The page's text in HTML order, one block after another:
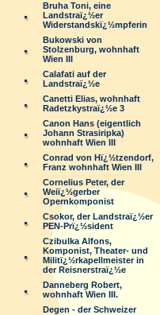
Bruha Toni, eine
Landstraï¿½er
Widerstandskï¿½mpferin
Bukowski von
Stolzenburg, wohnhaft
Wien III
Calafati auf der
Landstraï¿½e
Canetti Elias, wohnhaft
Radetzkystraï¿½e 3
Canon Hans (eigentlich
Johann Strasiripka)
wohnhaft Wien III
Conrad von Hï¿½tzendorf,
Franz wohnhaft Wien III
Cornelius Peter, der
Weiï¿½gerber
Opernkomponist
Csokor, der Landstraï¿½er
PEN-Prï¿½sident
Czibulka Alfons,
Komponist, Theater- und
Militï¿½rkapellmeister in
der Reisnerstraï¿½e
Danneberg Robert,
wohnhaft Wien III.
Degen - der Schweizer